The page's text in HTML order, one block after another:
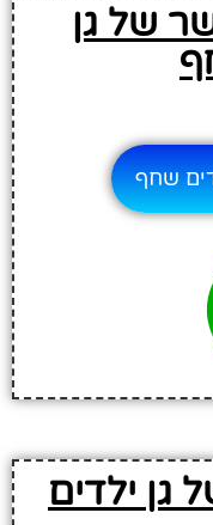
של גן
שחף
גן ילדים